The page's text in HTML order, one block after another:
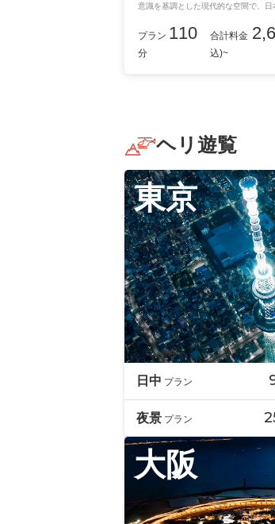
意識を基調とした現代的な空間で、日
宿泊付きのプランではございません
自身での手配をお願いします。
プラン 110
分
合計料金
込)~
ヘリ遊覧
東京
日中 プラン
夜景 プラン
大阪